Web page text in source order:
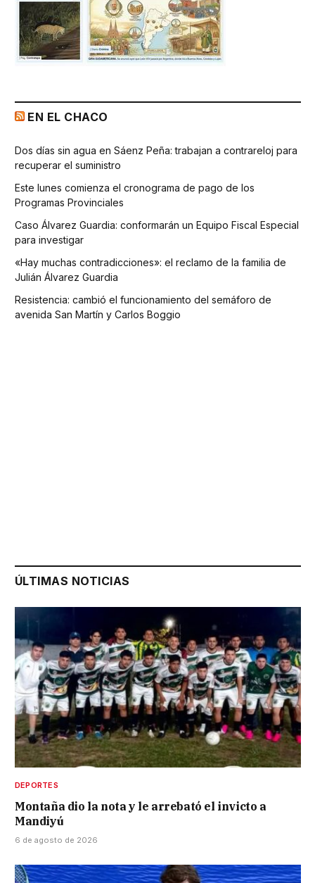
EN EL CHACO
Dos días sin agua en Sáenz Peña: trabajan a contrareloj para
recuperar el suministro
Este lunes comienza el cronograma de pago de los
Programas Provinciales
Caso Álvarez Guardia: conformarán un Equipo Fiscal Especial
para investigar
«Hay muchas contradicciones»: el reclamo de la familia de
Julián Álvarez Guardia
Resistencia: cambió el funcionamiento del semáforo de
avenida San Martín y Carlos Boggio
ÚLTIMAS NOTICIAS
DEPORTES
Montaña dio la nota y le arrebató el invicto a
Mandiyú
6 de agosto de 2026